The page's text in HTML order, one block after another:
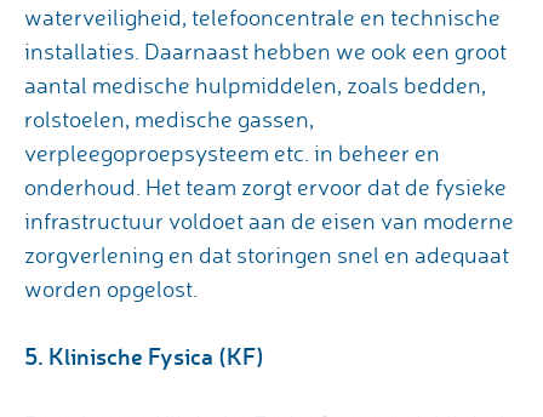
waterveiligheid, telefooncentrale en technische
installaties. Daarnaast hebben we ook een groot
aantal medische hulpmiddelen, zoals bedden,
rolstoelen, medische gassen,
verpleegoproepsysteem etc. in beheer en
onderhoud. Het team zorgt ervoor dat de fysieke
infrastructuur voldoet aan de eisen van moderne
zorgverlening en dat storingen snel en adequaat
worden opgelost.
5. Klinische Fysica (KF)